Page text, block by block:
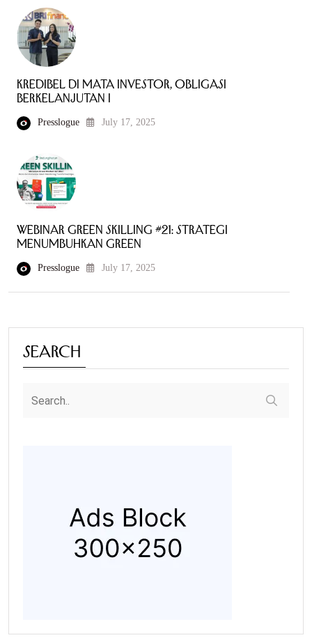
Kredibel di Mata Investor, Obligasi
Berkelanjutan I
Presslogue July 17, 2025
Webinar Green Skilling #21: Strategi
Menumbuhkan Green
Presslogue July 17, 2025
Search